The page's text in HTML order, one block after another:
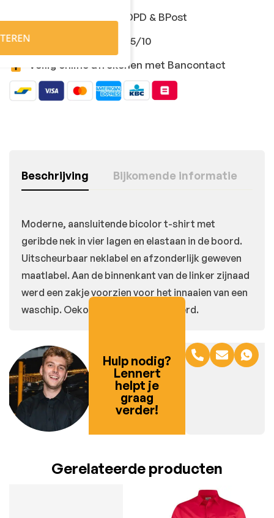
Snelle levering met DPD & BPost
Klanten geven ons 9,5/10
Veilig online afrekenen met Bancontact
Beschrijving Bijkomende informatie
Moderne, aansluitende bicolor t-shirt met
geribde nek in vier lagen en elastaan in de boord.
Uitscheurbaar neklabel en afzonderlijk geweven
maatlabel. Aan de binnenkant van de linker zijnaad
werd een zakje voorzien voor het innaaien van een
waschip. Oeko-Tex 100 gecertificeerd.
Hulp nodig?
Lennert
helpt je
graag
verder!
Gerelateerde producten